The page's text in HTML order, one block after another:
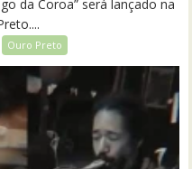
da Coroa” será lançado na
Ouro Preto